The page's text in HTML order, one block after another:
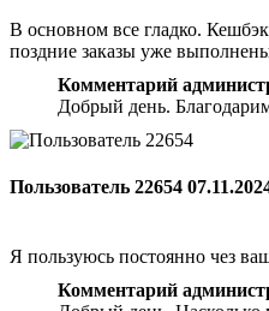
В основном все гладко.
поздние заказы уже
Комментарий
Добрый день.
Пользователь 22654
Я пользуюсь постоянно чез
Комментарий